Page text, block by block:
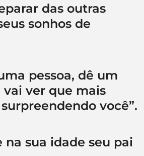
das outras
sonhos de
pessoa, dê um
ver que mais
você”.
na sua idade seu pai